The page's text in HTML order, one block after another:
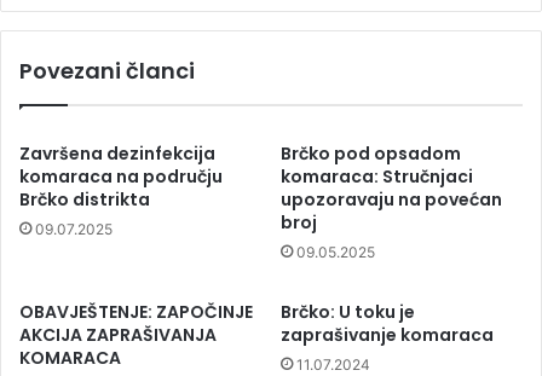
Povezani članci
Završena dezinfekcija
komaraca na području
Brčko distrikta
09.07.2025
Brčko pod opsadom
komaraca: Stručnjaci
upozoravaju na povećan
broj
09.05.2025
OBAVJEŠTENJE: ZAPOČINJE
AKCIJA ZAPRAŠIVANJA
KOMARACA
Brčko: U toku je
zaprašivanje komaraca
11.07.2024